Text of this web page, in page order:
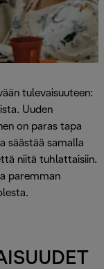
tulevaisuuteen:
Uuden
on paras tapa
säästää samalla
niitä tuhlattaisiin.
paremman